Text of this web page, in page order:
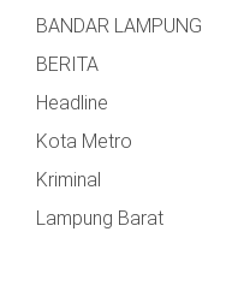
BANDAR LAMPUNG
BERITA
Headline
Kota Metro
Kriminal
Lampung Barat